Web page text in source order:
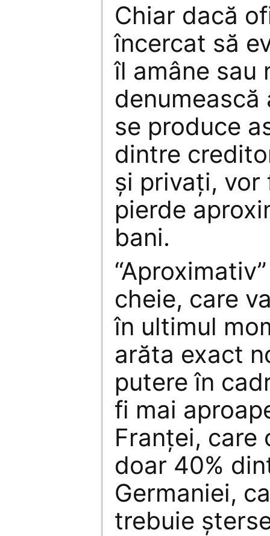
Chiar dacă
încercat să
îl amâne sau
se produce
dintre
şi privaţi,
pierde
bani.
cheie, care
în ultimul
arăta exact
putere în
fi mai
Franţei, care
doar 40%
Germaniei,
trebuie